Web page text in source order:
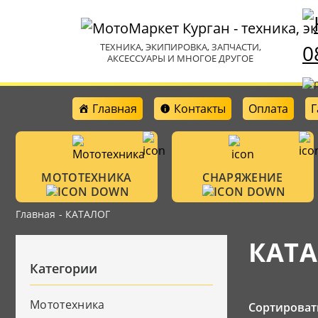
ТЕХНИКА, ЭКИПИРОВКА, ЗАПЧАСТИ,
АКСЕССУАРЫ И МНОГОЕ ДРУГОЕ
Главная Контакты Оплата
МОТОТЕХНИКА
Велотехника
СНАРЯЖЕНИЕ
Аксессуары
Защитная
Главная - КАТАЛОГ
Категории
Мототехника